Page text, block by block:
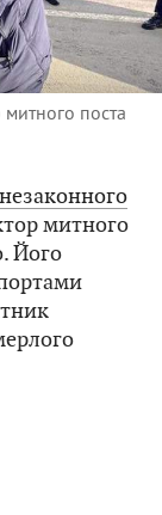
поста
митного
Його